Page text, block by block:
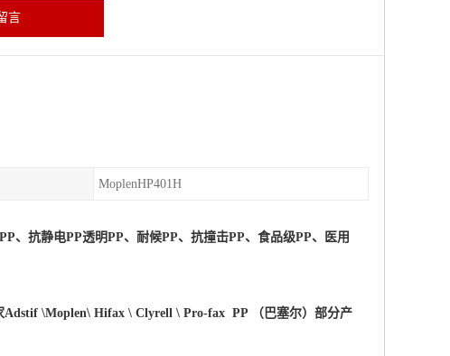
言
MoplenHP401H
、抗静电PP透明PP、耐候PP、抗撞击PP、食品级PP、医用
Adstif \Moplen\ Hifax \ Clyrell \ Pro-fax PP （巴塞尔）部分产